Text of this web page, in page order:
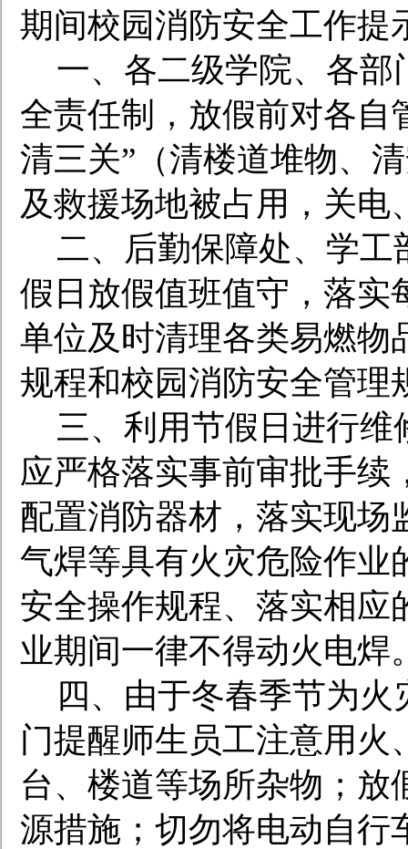
期间校园消防安全工作提
一、各二级学院、各
全责任制，放假前对各自
清三关”（清楼道堆物、
及救援场地被占用，关电
二、后勤保障处、学
假日放假值班值守，落实
单位及时清理各类易燃物
规程和校园消防安全管理
三、利用节假日进行
应严格落实事前审批手续
配置消防器材，落实现场
气焊等具有火灾危险作业
安全操作规程、落实相应
业期间一律不得动火电焊
四、由于冬春季节为
门提醒师生员工注意用
台、楼道等场所杂物；
源措施；切勿将电动自行